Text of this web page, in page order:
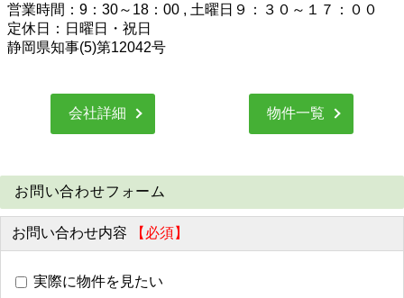
営業時間：9：30～18：00 , 土曜日９：３０～１７：００
定休日：日曜日・祝日
静岡県知事(5)第12042号
会社詳細 物件一覧
お問い合わせフォーム
お問い合わせ内容 【必須】
実際に物件を見たい